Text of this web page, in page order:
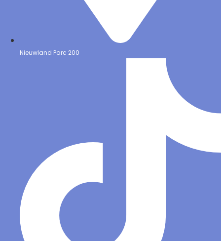
Nieuwland Parc 200